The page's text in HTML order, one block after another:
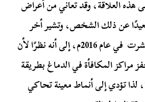
العلاقة، وقد تعاني من أعراض
عن ذلك الشخص، وتشير أخر
الأبحاث العلمية التي نُشرت في عام 2016م، إلى أنه نظرًا لأن
مراكز المكافأة في الدماغ بطريقة
لذا تؤدي إلى أنماط معينة تحاكي